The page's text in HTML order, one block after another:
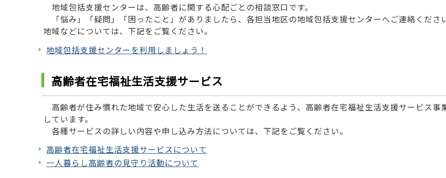
地域包括支援センターは、高齢者に関する心配ごとの相談窓口です。
「悩み」「疑問」「困ったこと」がありましたら、各担当地区の地域包括支援センターへご連絡くださ
地域などについては、下記をご覧ください。
地域包括支援センターを利用しましょう！
高齢者在宅福祉生活支援サービス
高齢者が住み慣れた地域で安心した生活を送ることができるよう、高齢者在宅福祉生活支援サービス事
しています。
各種サービスの詳しい内容や申し込み方法については、下記をご覧ください。
高齢者在宅福祉生活支援サービスについて
一人暮らし高齢者の見守り活動について